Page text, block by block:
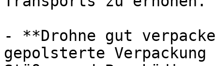
- **Drohne gut
gepolsterte